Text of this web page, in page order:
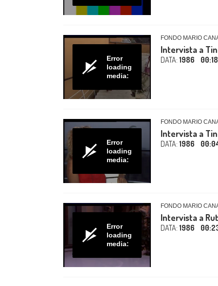
Error
loading
media:
FONDO MARIO
Intervista a
DATA: 1986
Error
loading
media:
FONDO MARIO
Intervista a
DATA: 1986
Error
loading
media:
FONDO MARIO
Intervista a
DATA: 1986